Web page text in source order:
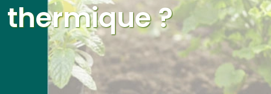
thermique ?